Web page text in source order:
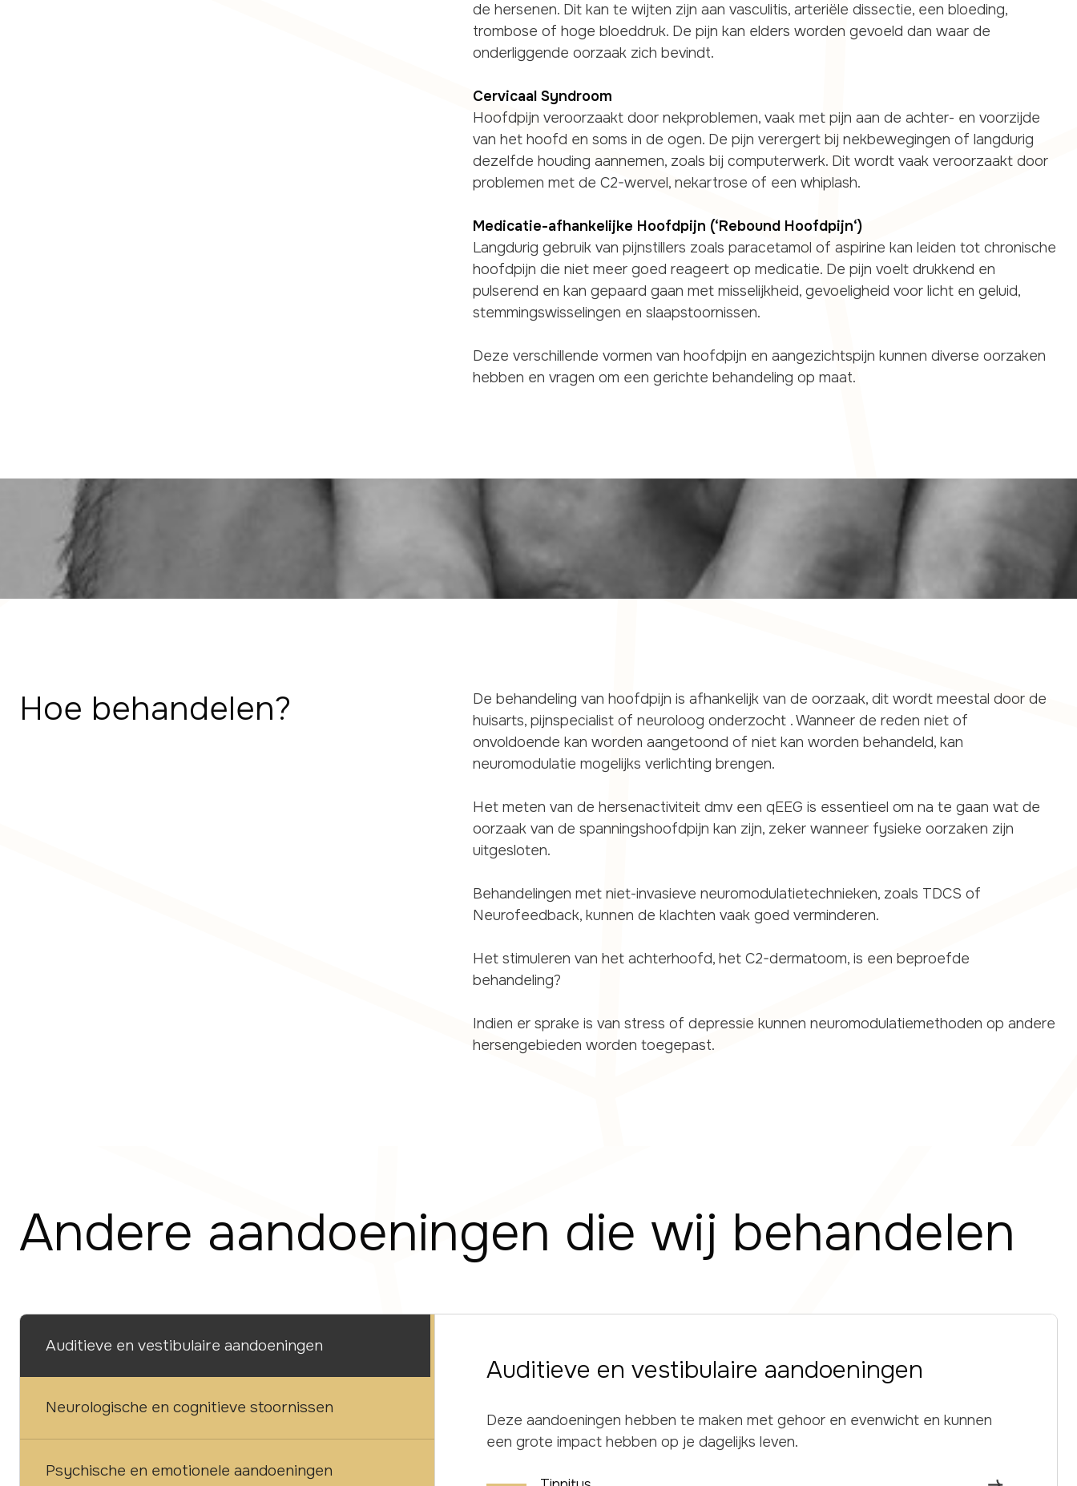
de hersenen. Dit kan te wijten zijn aan vasculitis, arteriële dissectie, een bloeding,
trombose of hoge bloeddruk. De pijn kan elders worden gevoeld dan waar de
onderliggende oorzaak zich bevindt.
Cervicaal Syndroom
Hoofdpijn veroorzaakt door nekproblemen, vaak met pijn aan de achter- en voorzijde
van het hoofd en soms in de ogen. De pijn verergert bij nekbewegingen of langdurig
dezelfde houding aannemen, zoals bij computerwerk. Dit wordt vaak veroorzaakt door
problemen met de C2-wervel, nekartrose of een whiplash.
Medicatie-afhankelijke Hoofdpijn (‘Rebound Hoofdpijn‘)
Langdurig gebruik van pijnstillers zoals paracetamol of aspirine kan leiden tot chronische
hoofdpijn die niet meer goed reageert op medicatie. De pijn voelt drukkend en
pulserend en kan gepaard gaan met misselijkheid, gevoeligheid voor licht en geluid,
stemmingswisselingen en slaapstoornissen.
Deze verschillende vormen van hoofdpijn en aangezichtspijn kunnen diverse oorzaken
hebben en vragen om een gerichte behandeling op maat.
Hoe behandelen?
De behandeling van hoofdpijn is afhankelijk van de oorzaak, dit wordt meestal door de
huisarts, pijnspecialist of neuroloog onderzocht . Wanneer de reden niet of
onvoldoende kan worden aangetoond of niet kan worden behandeld, kan
neuromodulatie mogelijks verlichting brengen.
Het meten van de hersenactiviteit dmv een qEEG is essentieel om na te gaan wat de
oorzaak van de spanningshoofdpijn kan zijn, zeker wanneer fysieke oorzaken zijn
uitgesloten.
Behandelingen met niet-invasieve neuromodulatietechnieken, zoals TDCS of
Neurofeedback, kunnen de klachten vaak goed verminderen.
Het stimuleren van het achterhoofd, het C2-dermatoom, is een beproefde
behandeling?
Indien er sprake is van stress of depressie kunnen neuromodulatiemethoden op andere
hersengebieden worden toegepast.
Andere aandoeningen die wij behandelen
Auditieve en vestibulaire aandoeningen
Neurologische en cognitieve stoornissen
Psychische en emotionele aandoeningen
Auditieve en vestibulaire aandoeningen
Deze aandoeningen hebben te maken met gehoor en evenwicht en kunnen
een grote impact hebben op je dagelijks leven.